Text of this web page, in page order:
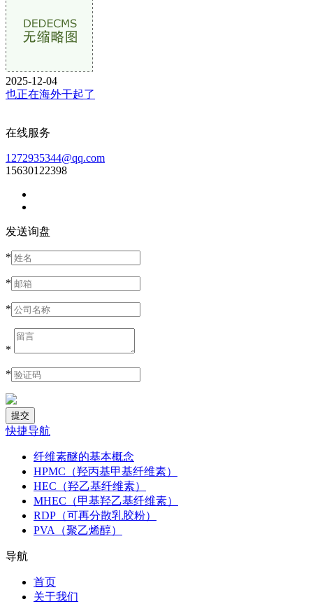
2025-12-04
也正在海外干起了
在线服务
1272935344@qq.com
15630122398
发送询盘
*
*
*
*
*
快捷导航
纤维素醚的基本概念
HPMC（羟丙基甲基纤维素）
HEC（羟乙基纤维素）
MHEC（甲基羟乙基纤维素）
RDP（可再分散乳胶粉）
PVA（聚乙烯醇）
导航
首页
关于我们